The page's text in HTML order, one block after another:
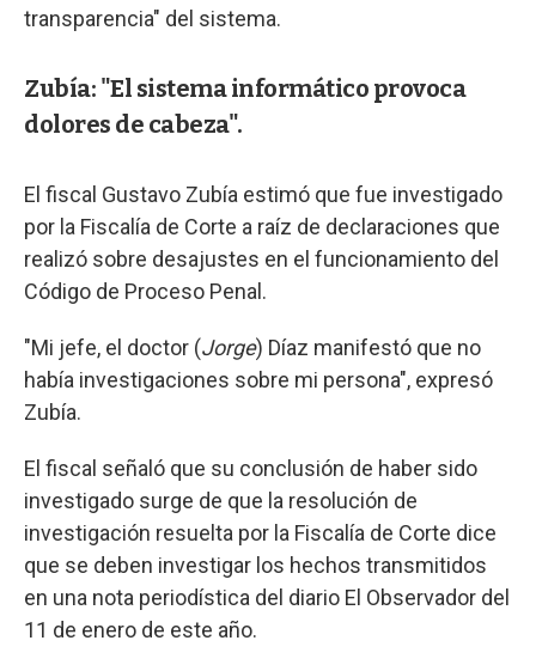
transparencia" del sistema.
Zubía: "El sistema informático provoca
dolores de cabeza".
El fiscal Gustavo Zubía estimó que fue investigado
por la Fiscalía de Corte a raíz de declaraciones que
realizó sobre desajustes en el funcionamiento del
Código de Proceso Penal.
"Mi jefe, el doctor (Jorge) Díaz manifestó que no
había investigaciones sobre mi persona", expresó
Zubía.
El fiscal señaló que su conclusión de haber sido
investigado surge de que la resolución de
investigación resuelta por la Fiscalía de Corte dice
que se deben investigar los hechos transmitidos
en una nota periodística del diario El Observador del
11 de enero de este año.